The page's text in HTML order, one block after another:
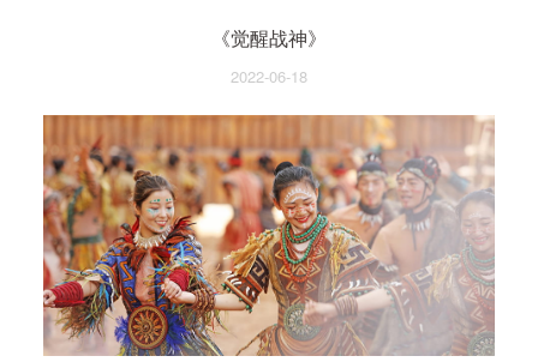
《觉醒战神》
2022-06-18